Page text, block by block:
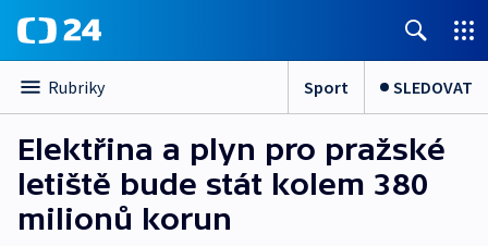
Rubriky Sport SLEDOVAT
Elektřina a plyn pro pražské
letiště bude stát kolem 380
milionů korun